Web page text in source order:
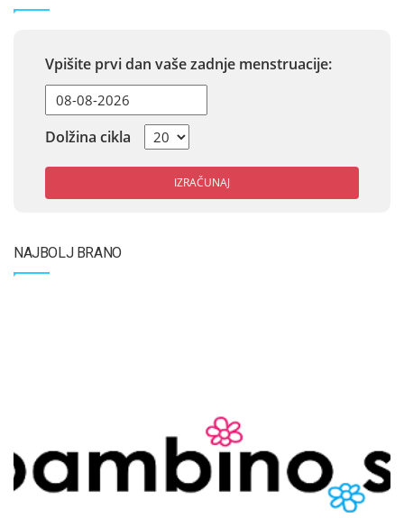
Vpišite prvi dan vaše zadnje menstruacije:
Dolžina cikla
IZRAČUNAJ
NAJBOLJ BRANO